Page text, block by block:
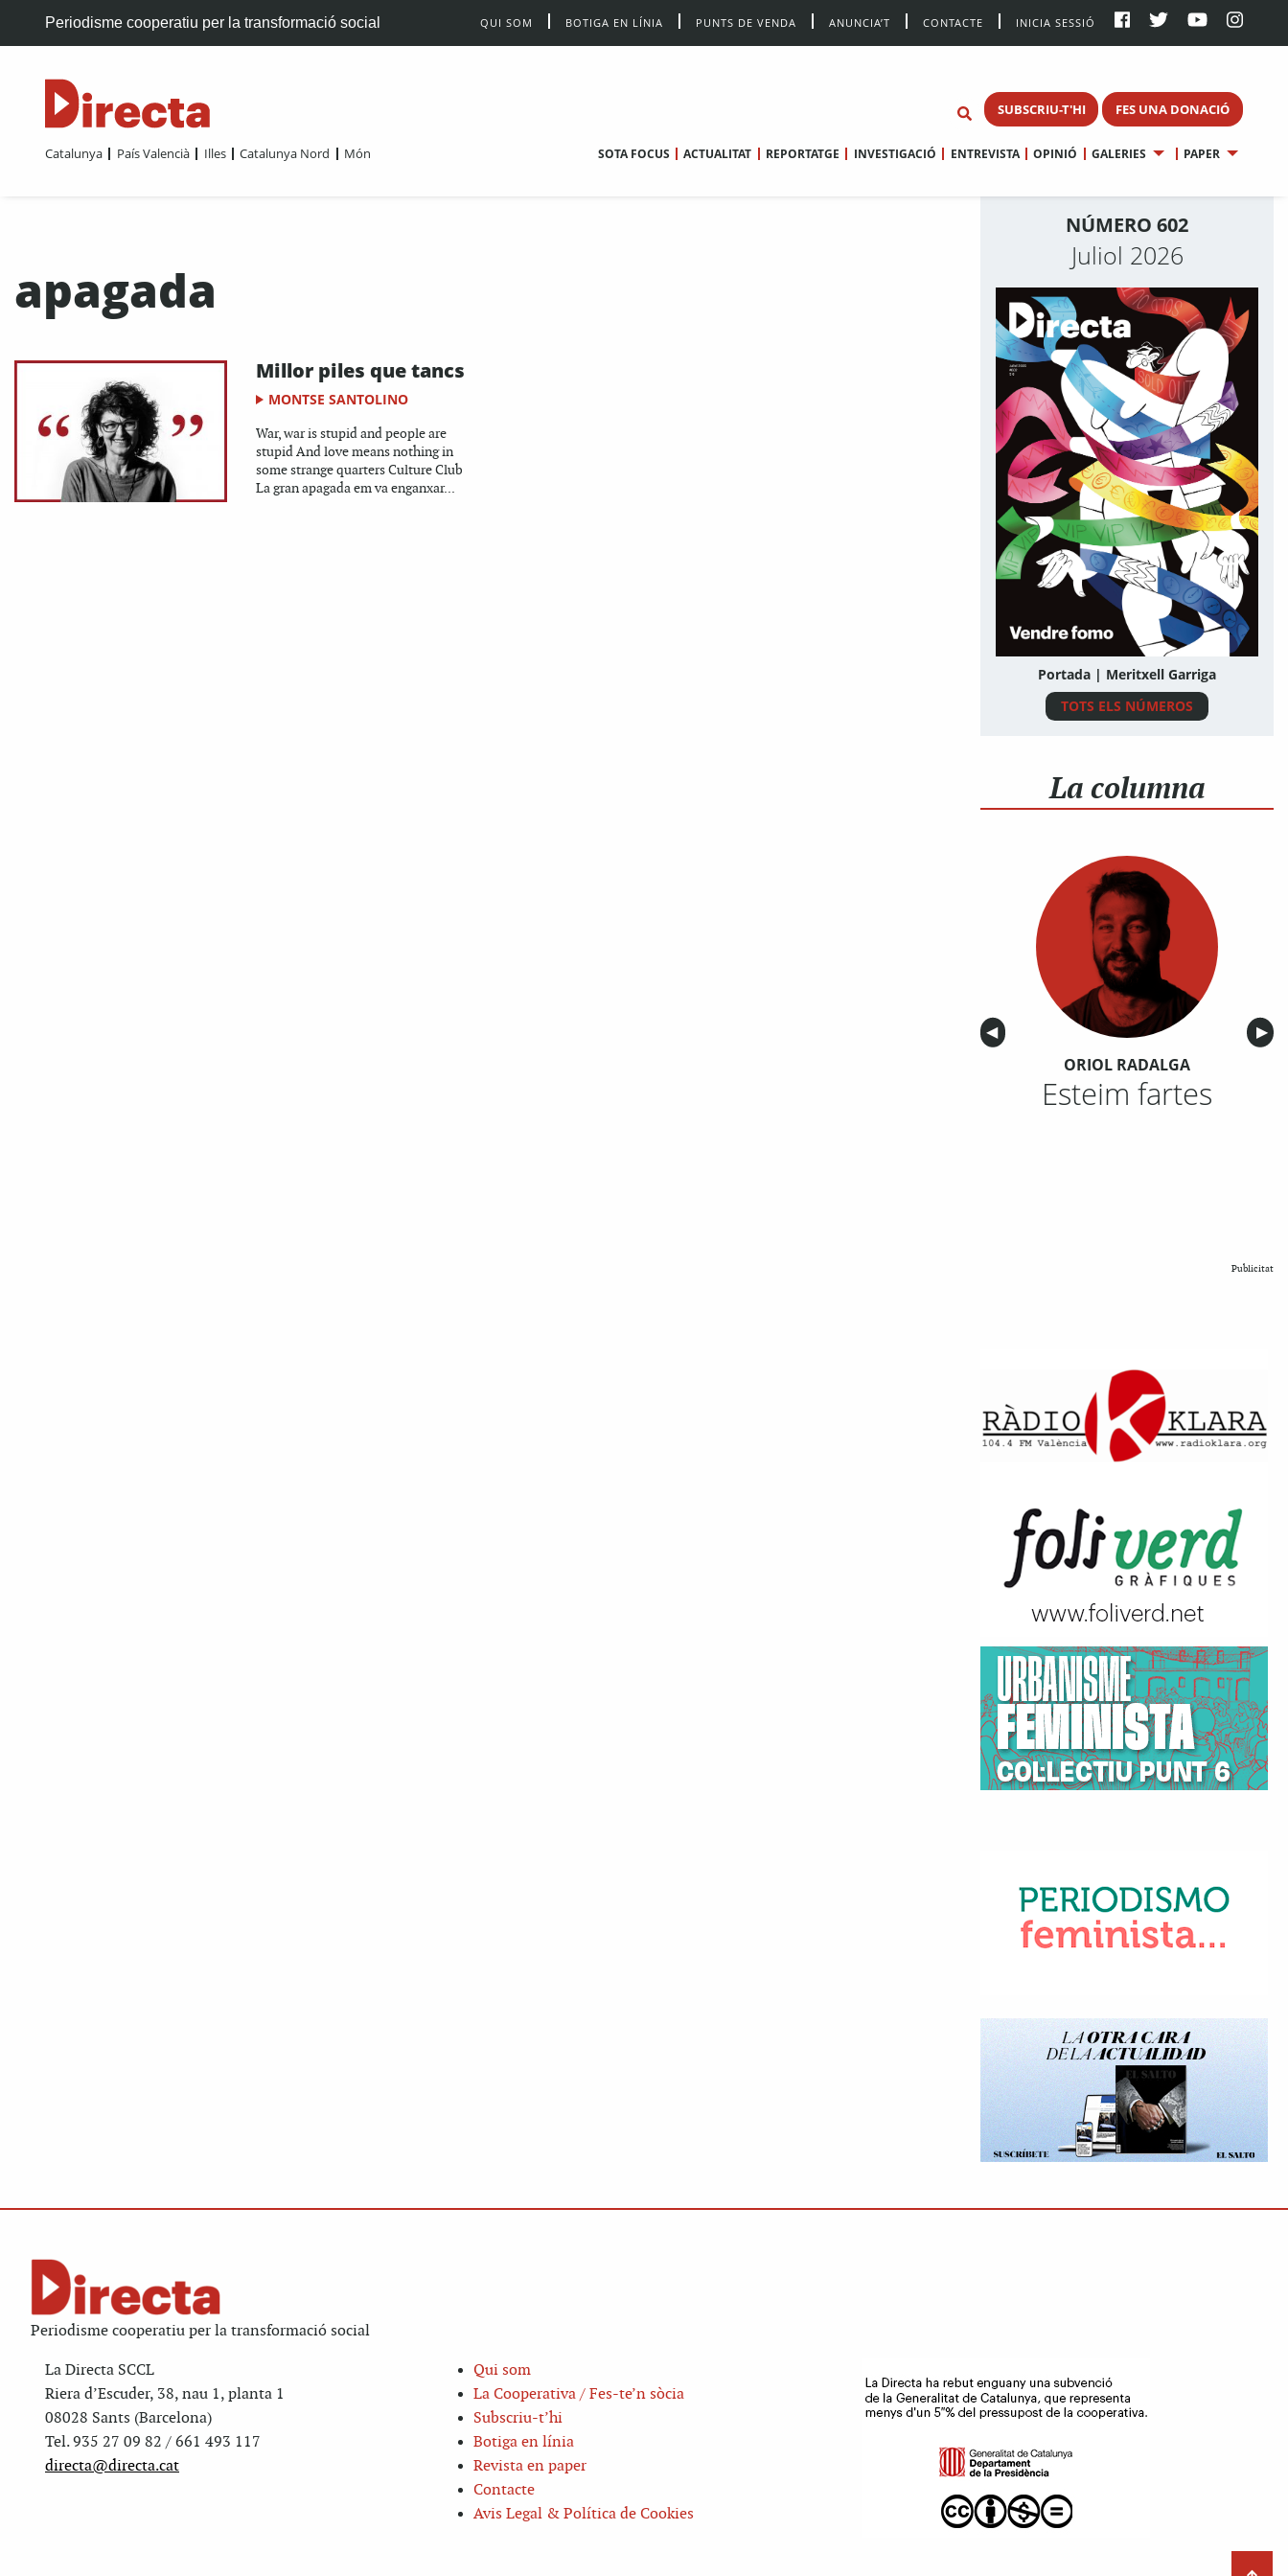
Periodisme cooperatiu per la transformació social QUI SOM BOTIGA EN LÍNIA PUNTS DE VENDA ANUNCIA’T CONTACTE INICIA SESSIÓ
SUBSCRIU-T'HI FES UNA DONACIÓ
Catalunya País Valencià Illes Catalunya Nord Món SOTA FOCUS ACTUALITAT REPORTATGE INVESTIGACIÓ ENTREVISTA OPINIÓ GALERIES PAPER
apagada
Millor piles que tancs
MONTSE SANTOLINO
War, war is stupid and people are
stupid And love means nothing in
some strange quarters Culture Club
La gran apagada em va enganxar...
NÚMERO 602
Juliol 2026
Portada | Meritxell Garriga
TOTS ELS NÚMEROS
La columna
Anterior
◀︎ ▶︎
ORIOL RADALGA
Esteim fartes
Publicitat
Periodisme cooperatiu per la transformació social
La Directa SCCL
Riera d’Escuder, 38, nau 1, planta 1
08028 Sants (Barcelona)
Tel. 935 27 09 82 / 661 493 117
directa@directa.cat
Qui som
La Cooperativa / Fes-te’n sòcia
Subscriu-t’hi
Botiga en línia
Revista en paper
Contacte
Avis Legal & Política de Cookies